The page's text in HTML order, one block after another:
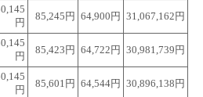
円
85,245円 64,900円 31,067,162円
円
85,423円 64,722円 30,981,739円
円
85,601円 64,544円 30,896,138円